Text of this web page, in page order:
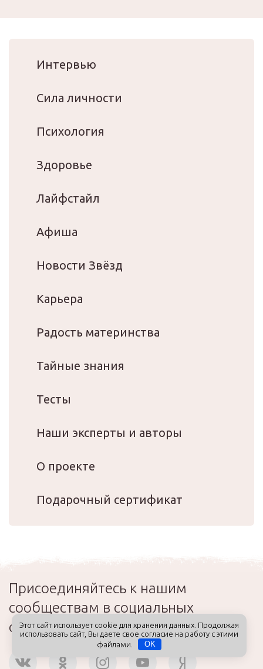
Интервью
Сила личности
Психология
Здоровье
Лайфстайл
Афиша
Новости Звёзд
Карьера
Радость материнства
Тайные знания
Тесты
Наши эксперты и авторы
О проекте
Подарочный сертификат
Присоединяйтесь к нашим
сообществам в социальных
сетях
Этот сайт использует cookie для хранения данных. Продолжая
использовать сайт, Вы даете свое согласие на работу с этими
файлами.
OK